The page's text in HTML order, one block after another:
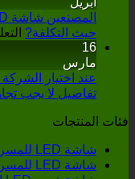
تأثير
شاشة
التفاعلية
على
حيث التكلفة?
16
مارس
تفاصيل لا يجب
فئات المنتجات
شاشة LED للمسرح الداخلي
شاشة LED للمسرح الخارجي